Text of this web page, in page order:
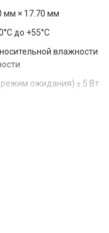
мм × 17.70 мм
до +55°C
влажности
ожидания) ≤ 5 Вт